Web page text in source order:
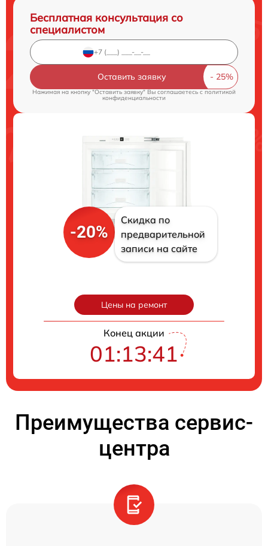
Бесплатная консультация со
специалистом
Оставить заявку
Нажимая на кнопку "Оставить заявку" Вы соглашаетесь cполитикой
конфиденциальности
-20%
Скидка по
предварительной
записи на сайте
Цены на ремонт
Конец акции
01:13:40
Преимущества сервис-
центра